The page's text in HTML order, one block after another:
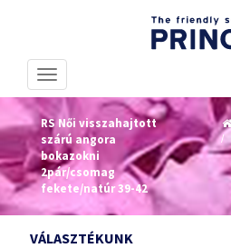
RS Női visszahajtott
szárú angora
bokazokni
2pár/csomag
fekete/natúr 39-42
VÁLASZTÉKUNK